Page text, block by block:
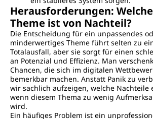
Herausforderungen:
Theme ist von Nachteil?
Die Entscheidung für ein unpassendes
minderwertiges Theme führt selten zu
Totalausfall, aber sie sorgt für einen
an Potenzial und Effizienz. Man
Chancen, die sich im digitalen
bemerkbar machen. Anstatt Panik zu
wir sachlich aufzeigen, welche Nachteile
wenn diesem Thema zu wenig
wird.
Ein häufiges Problem ist ein